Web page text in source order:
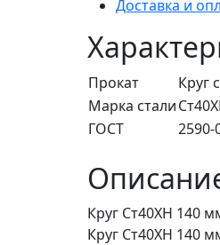
Доставка и
Прокат
Круг
Марка стали
ГОСТ
2590-
Круг Ст40ХН 140
Круг Ст40ХН 140